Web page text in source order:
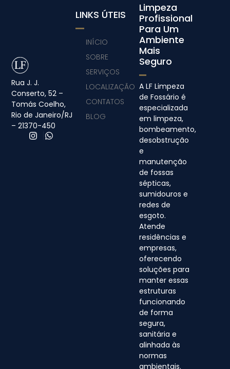
Rua J. J.
Conserto, 52 –
Tomás Coelho,
Rio de Janeiro/RJ
– 21370-450
Limpeza
Profissional
Para Um
Ambiente
Mais
Seguro
A LF Limpeza
de Fossário é
especializada
em limpeza,
bombeamento,
desobstrução
e
manutenção
de fossas
sépticas,
sumidouros e
redes de
esgoto.
Atende
residências e
empresas,
oferecendo
soluções para
manter essas
estruturas
funcionando
de forma
segura,
sanitária e
alinhada às
normas
ambientais.
LINKS ÚTEIS
INÍCIO
SOBRE
SERVIÇOS
LOCALIZAÇÃO
CONTATOS
BLOG